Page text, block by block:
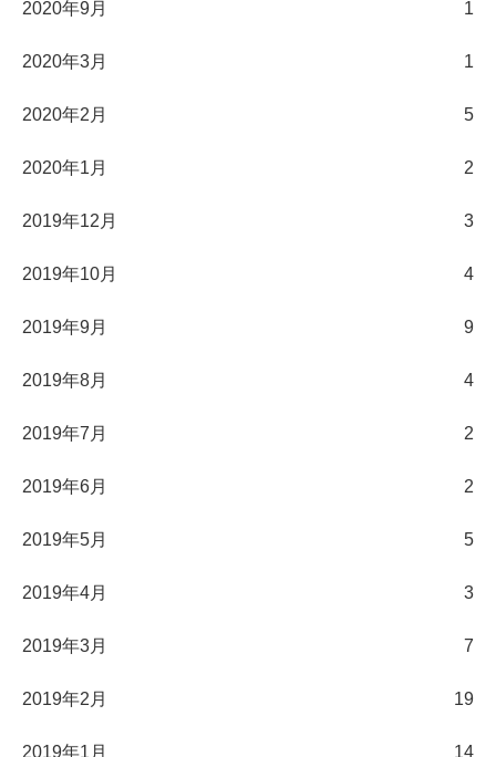
2020年9月 1
2020年3月 1
2020年2月 5
2020年1月 2
2019年12月 3
2019年10月 4
2019年9月 9
2019年8月 4
2019年7月 2
2019年6月 2
2019年5月 5
2019年4月 3
2019年3月 7
2019年2月 19
2019年1月 14